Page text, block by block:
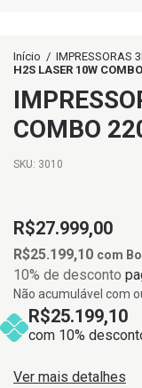
Início / IMPRESSORAS
H2S LASER 10W
COMBO
SKU: 3010
R$27.999,00
R$25.199,10 com
10% de desconto
Não acumulável com
R$25.199,10
com 10%
Ver mais detalhes